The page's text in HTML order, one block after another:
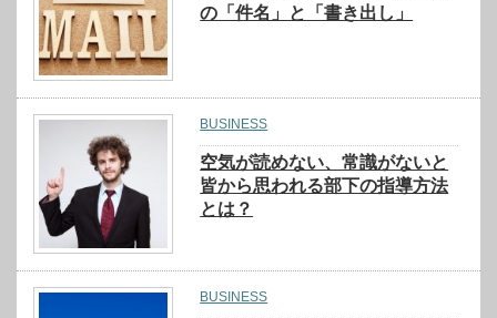
の「件名」と「書き出し」
BUSINESS
空気が読めない、常識がないと
皆から思われる部下の指導方法
とは？
BUSINESS